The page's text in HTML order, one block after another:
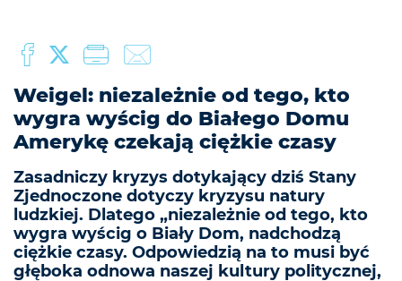
Weigel: niezależnie od tego, kto
wygra wyścig do Białego Domu
Amerykę czekają ciężkie czasy
Zasadniczy kryzys dotykający dziś Stany
Zjednoczone dotyczy kryzysu natury
ludzkiej. Dlatego „niezależnie od tego, kto
wygra wyścig o Biały Dom, nadchodzą
ciężkie czasy. Odpowiedzią na to musi być
głęboka odnowa naszej kultury politycznej,